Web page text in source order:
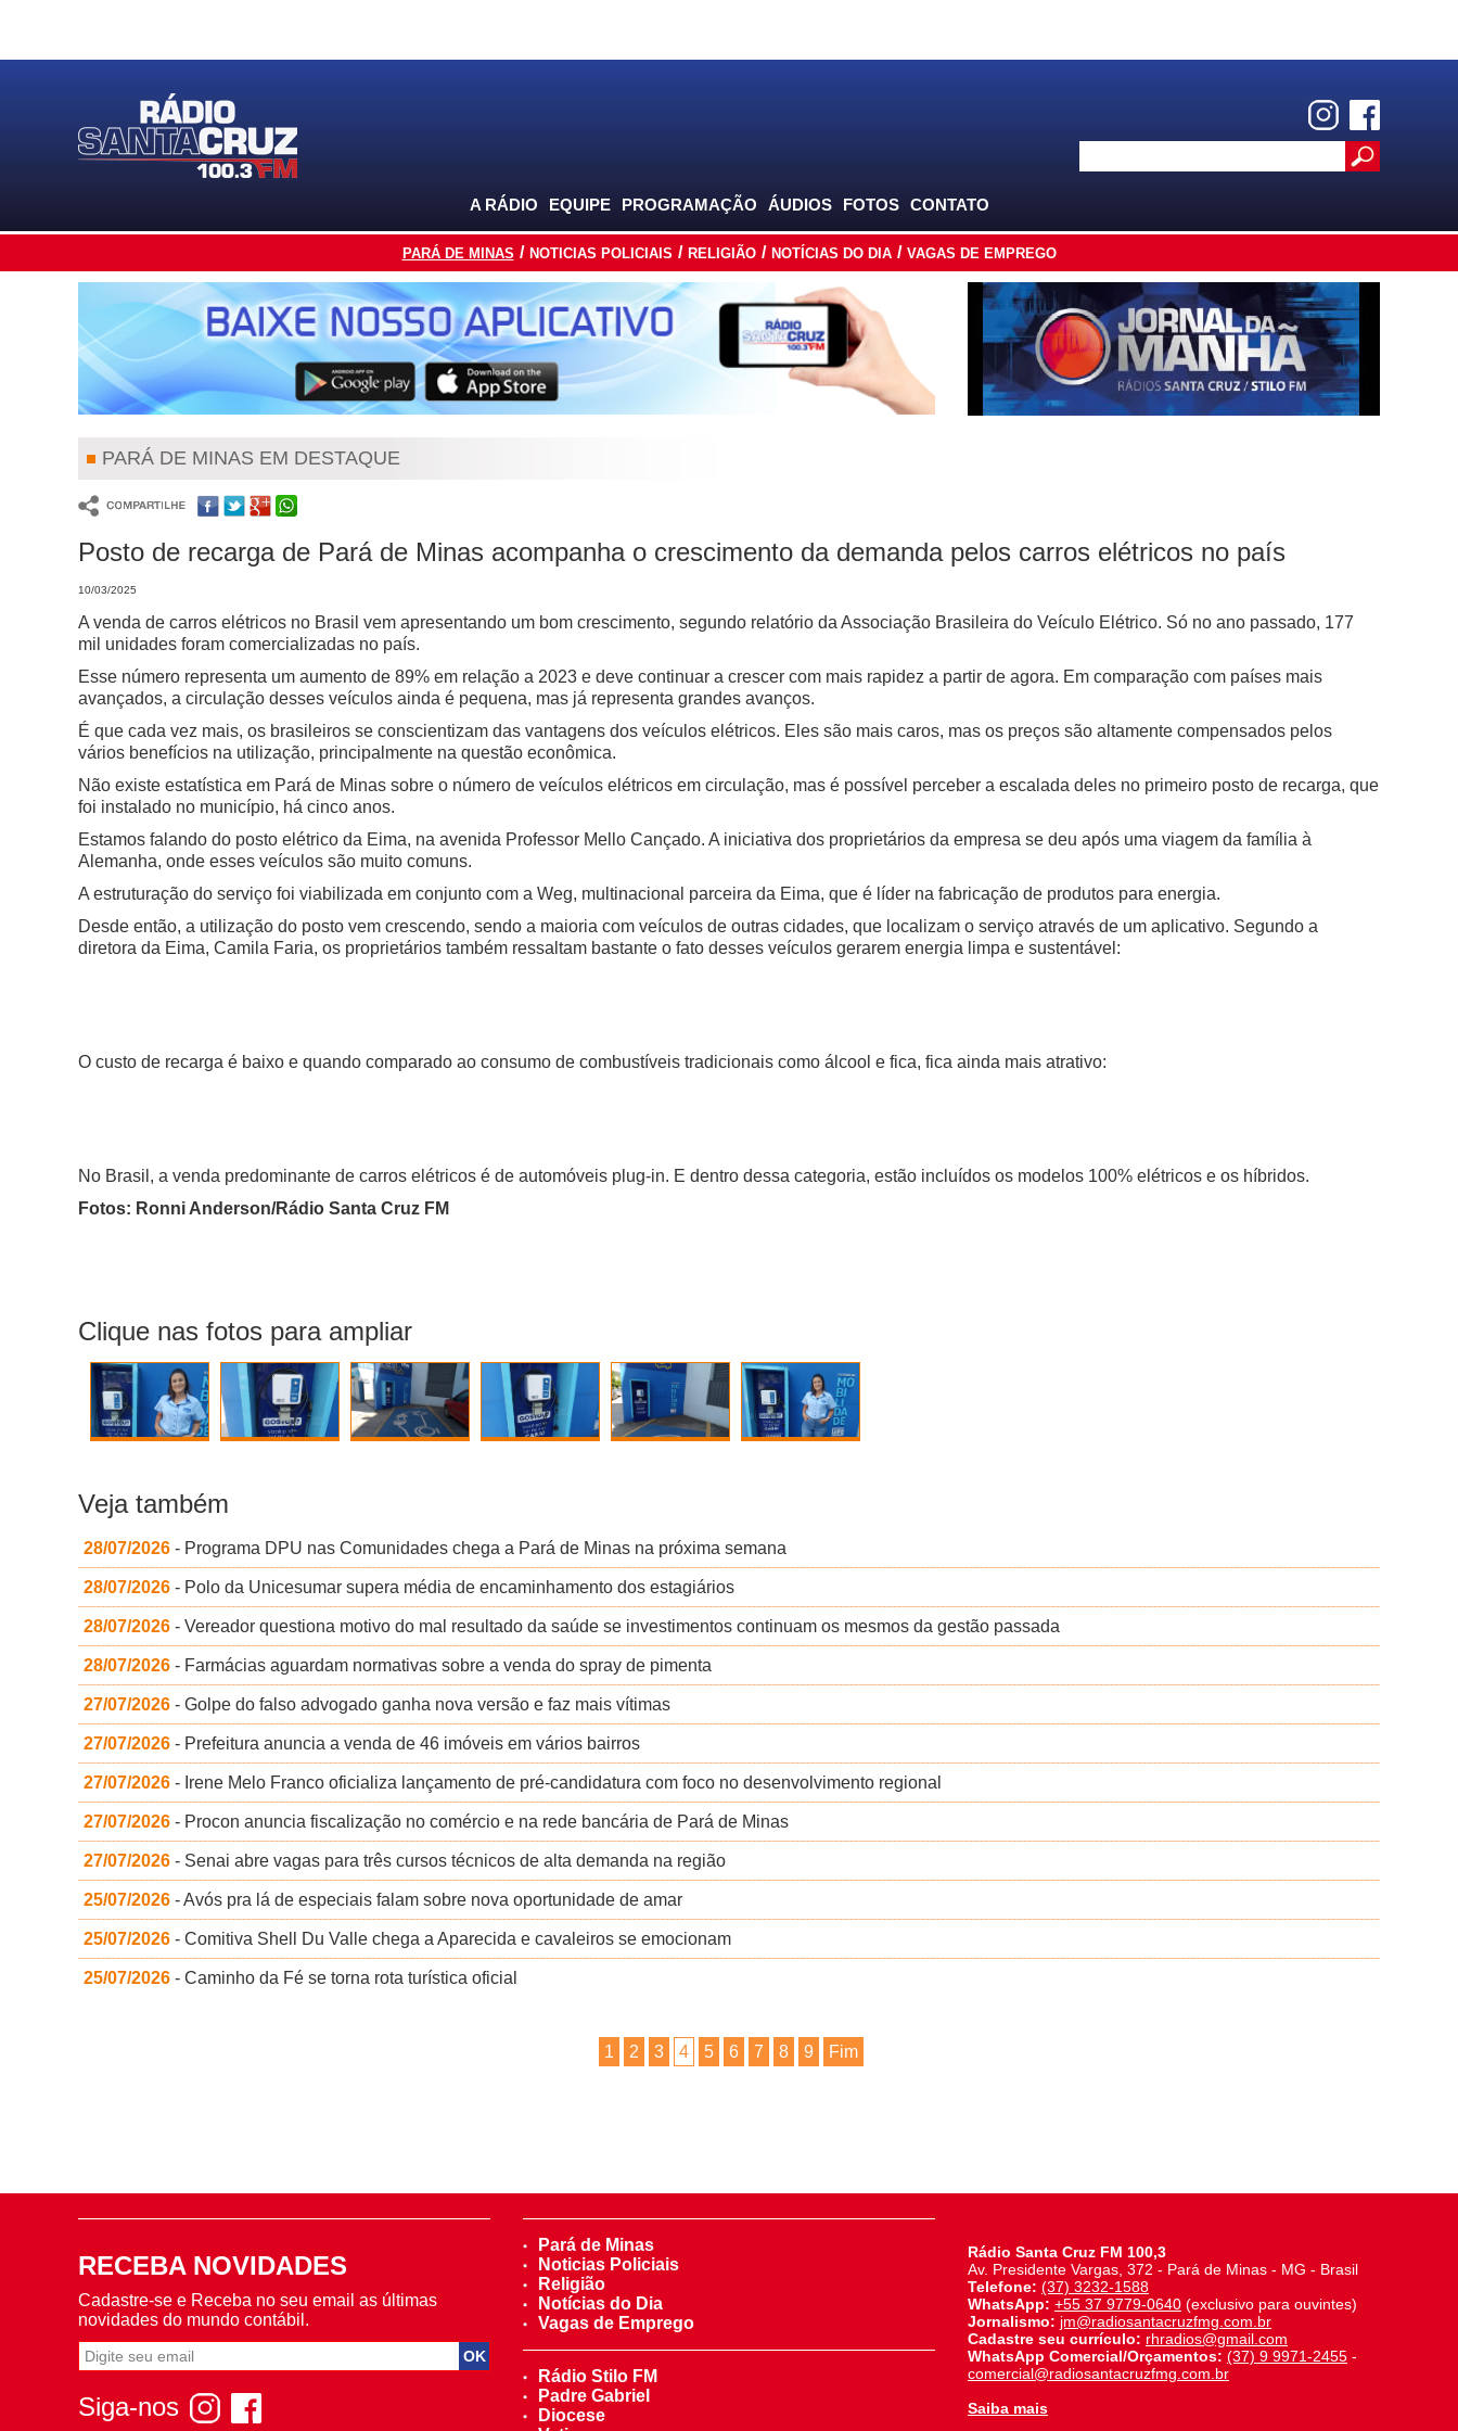
A RÁDIO EQUIPE PROGRAMAÇÃO ÁUDIOS FOTOS CONTATO
PARÁ DE MINAS NOTICIAS POLICIAIS RELIGIÃO NOTÍCIAS DO DIA VAGAS DE EMPREGO
PARÁ DE MINAS EM DESTAQUE
Posto de recarga de Pará de Minas acompanha o crescimento da demanda pelos carros elétricos no país
10/03/2025
A venda de carros elétricos no Brasil vem apresentando um bom crescimento, segundo relatório da Associação Brasileira do Veículo Elétrico. Só no ano passado, 177
mil unidades foram comercializadas no país.
Esse número representa um aumento de 89% em relação a 2023 e deve continuar a crescer com mais rapidez a partir de agora. Em comparação com países mais
avançados, a circulação desses veículos ainda é pequena, mas já representa grandes avanços.
É que cada vez mais, os brasileiros se conscientizam das vantagens dos veículos elétricos. Eles são mais caros, mas os preços são altamente compensados pelos
vários benefícios na utilização, principalmente na questão econômica.
Não existe estatística em Pará de Minas sobre o número de veículos elétricos em circulação, mas é possível perceber a escalada deles no primeiro posto de recarga, que
foi instalado no município, há cinco anos.
Estamos falando do posto elétrico da Eima, na avenida Professor Mello Cançado. A iniciativa dos proprietários da empresa se deu após uma viagem da família à
Alemanha, onde esses veículos são muito comuns.
A estruturação do serviço foi viabilizada em conjunto com a Weg, multinacional parceira da Eima, que é líder na fabricação de produtos para energia.
Desde então, a utilização do posto vem crescendo, sendo a maioria com veículos de outras cidades, que localizam o serviço através de um aplicativo. Segundo a
diretora da Eima, Camila Faria, os proprietários também ressaltam bastante o fato desses veículos gerarem energia limpa e sustentável:
O custo de recarga é baixo e quando comparado ao consumo de combustíveis tradicionais como álcool e fica, fica ainda mais atrativo:
No Brasil, a venda predominante de carros elétricos é de automóveis plug-in. E dentro dessa categoria, estão incluídos os modelos 100% elétricos e os híbridos.
Fotos: Ronni Anderson/Rádio Santa Cruz FM
Clique nas fotos para ampliar
Veja também
28/07/2026 - Programa DPU nas Comunidades chega a Pará de Minas na próxima semana
28/07/2026 - Polo da Unicesumar supera média de encaminhamento dos estagiários
28/07/2026 - Vereador questiona motivo do mal resultado da saúde se investimentos continuam os mesmos da gestão passada
28/07/2026 - Farmácias aguardam normativas sobre a venda do spray de pimenta
27/07/2026 - Golpe do falso advogado ganha nova versão e faz mais vítimas
27/07/2026 - Prefeitura anuncia a venda de 46 imóveis em vários bairros
27/07/2026 - Irene Melo Franco oficializa lançamento de pré-candidatura com foco no desenvolvimento regional
27/07/2026 - Procon anuncia fiscalização no comércio e na rede bancária de Pará de Minas
27/07/2026 - Senai abre vagas para três cursos técnicos de alta demanda na região
25/07/2026 - Avós pra lá de especiais falam sobre nova oportunidade de amar
25/07/2026 - Comitiva Shell Du Valle chega a Aparecida e cavaleiros se emocionam
25/07/2026 - Caminho da Fé se torna rota turística oficial
1 2 3 4 5 6 7 8 9 Fim
RECEBA NOVIDADES
Cadastre-se e Receba no seu email as últimas
novidades do mundo contábil.
Siga-nos
Pará de Minas
Noticias Policiais
Religião
Notícias do Dia
Vagas de Emprego
Rádio Stilo FM
Padre Gabriel
Diocese
Rádio Santa Cruz FM 100,3
Av. Presidente Vargas, 372 - Pará de Minas - MG - Brasil
Telefone: (37) 3232-1588
WhatsApp: +55 37 9779-0640 (exclusivo para ouvintes)
Jornalismo: jm@radiosantacruzfmg.com.br
Cadastre seu currículo: rhradios@gmail.com
WhatsApp Comercial/Orçamentos: (37) 9 9971-2455 -
comercial@radiosantacruzfmg.com.br
Saiba mais